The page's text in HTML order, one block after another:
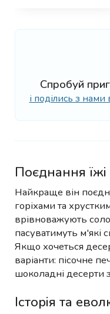
Спробуй
і поділись з
Поєднання
Найкраще він
горіхами та
врівноважують
пасуватимуть м'які
Якщо хочеться
варіанти: пісочне
шоколадні десерти
Історія та